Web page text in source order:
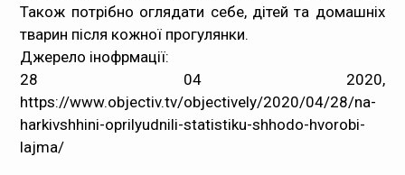
Також потрібно оглядати себе, дітей та домашніх
тварин після кожної прогулянки.
Джерело інофрмації:
28 04 2020,
https://www.objectiv.tv/objectively/2020/04/28/na-
harkivshhini-oprilyudnili-statistiku-shhodo-hvorobi-
lajma/